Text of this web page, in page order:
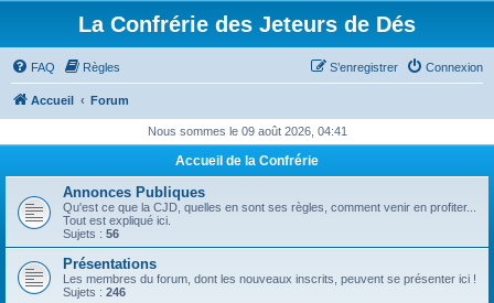
La Confrérie des Jeteurs de Dés
FAQ Règles Connexion
S’enregistrer
Accueil Forum
Nous sommes le 09 août 2026, 04:41
Accueil de la Confrérie
Annonces Publiques
Qu'est ce que la CJD, quelles en sont ses règles, comment venir en profiter...
Tout est expliqué ici.
Sujets : 56
Présentations
Les membres du forum, dont les nouveaux inscrits, peuvent se présenter ici !
Sujets : 246